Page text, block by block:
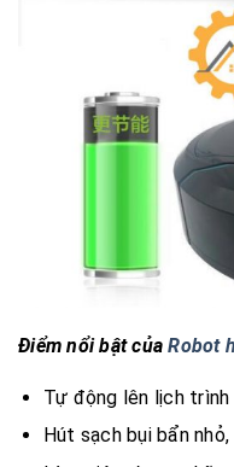
Điểm nổi bật củaRobot
Tự động lên lịch
Hút sạch bụi bẩn